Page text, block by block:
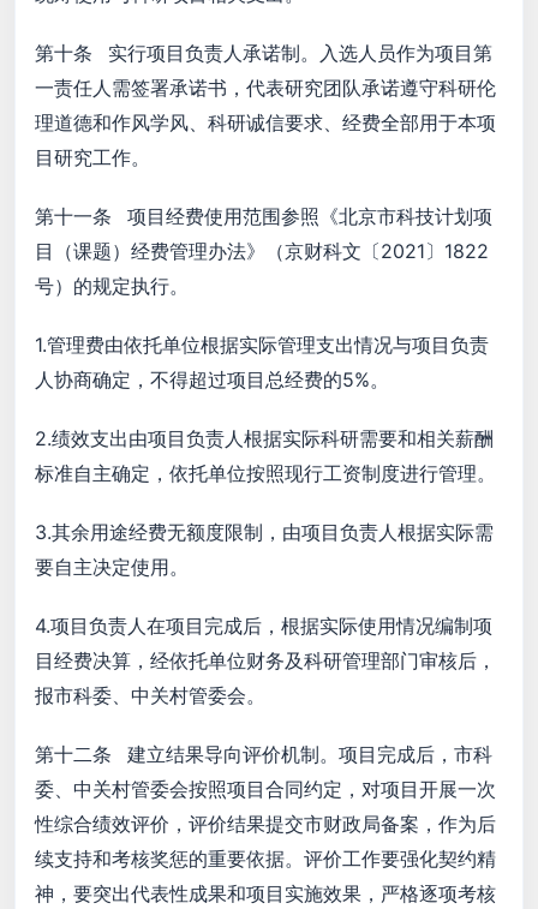
第十条 实行项目负责人承诺制。入选人员作为项目第
一责任人需签署承诺书，代表研究团队承诺遵守科研伦
理道德和作风学风、科研诚信要求、经费全部用于本项
目研究工作。
第十一条 项目经费使用范围参照《北京市科技计划项
目（课题）经费管理办法》（京财科文〔2021〕1822
号）的规定执行。
1.管理费由依托单位根据实际管理支出情况与项目负责
人协商确定，不得超过项目总经费的5%。
2.绩效支出由项目负责人根据实际科研需要和相关薪酬
标准自主确定，依托单位按照现行工资制度进行管理。
3.其余用途经费无额度限制，由项目负责人根据实际需
要自主决定使用。
4.项目负责人在项目完成后，根据实际使用情况编制项
目经费决算，经依托单位财务及科研管理部门审核后，
报市科委、中关村管委会。
第十二条 建立结果导向评价机制。项目完成后，市科
委、中关村管委会按照项目合同约定，对项目开展一次
性综合绩效评价，评价结果提交市财政局备案，作为后
续支持和考核奖惩的重要依据。评价工作要强化契约精
神，要突出代表性成果和项目实施效果，严格逐项考核